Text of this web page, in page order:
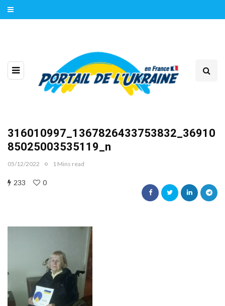
316010997_1367826433753832_36910
85025003535119_n
05/12/2022 1 Mins read
233 0